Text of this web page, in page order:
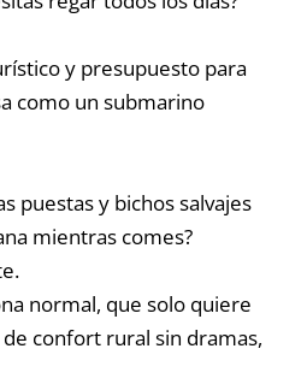
y presupuesto para
como un submarino
puestas y bichos salvajes
mientras comes?
normal, que solo quiere
confort rural sin dramas,